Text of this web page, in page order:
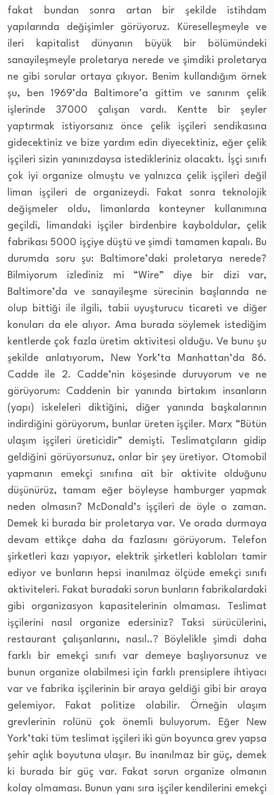
fakat bundan sonra artan bir şekilde istihdam
yapılarında değişimler görüyoruz. Küreselleşmeyle ve
ileri kapitalist dünyanın büyük bir bölümündeki
sanayileşmeyle proletarya nerede ve şimdiki proletarya
ne gibi sorular ortaya çıkıyor. Benim kullandığım örnek
şu, ben 1969’da Baltimore’a gittim ve sanırım çelik
işlerinde 37000 çalışan vardı. Kentte bir şeyler
yaptırmak istiyorsanız önce çelik işçileri sendikasına
gidecektiniz ve bize yardım edin diyecektiniz, eğer çelik
işçileri sizin yanınızdaysa istedikleriniz olacaktı. İşçi sınıfı
çok iyi organize olmuştu ve yalnızca çelik işçileri değil
liman işçileri de organizeydi. Fakat sonra teknolojik
değişmeler oldu, limanlarda konteyner kullanımına
geçildi, limandaki işçiler birdenbire kayboldular, çelik
fabrikası 5000 işçiye düştü ve şimdi tamamen kapalı. Bu
durumda soru şu: Baltimore’daki proletarya nerede?
Bilmiyorum izlediniz mi “Wire” diye bir dizi var,
Baltimore’da ve sanayileşme sürecinin başlarında ne
olup bittiği ile ilgili, tabii uyuşturucu ticareti ve diğer
konuları da ele alıyor. Ama burada söylemek istediğim
kentlerde çok fazla üretim aktivitesi olduğu. Ve bunu şu
şekilde anlatıyorum, New York’ta Manhattan’da 86.
Cadde ile 2. Cadde’nin köşesinde duruyorum ve ne
görüyorum: Caddenin bir yanında birtakım insanların
(yapı) iskeleleri diktiğini, diğer yanında başkalarının
indirdiğini görüyorum, bunlar üreten işçiler. Marx “Bütün
ulaşım işçileri üreticidir” demişti. Teslimatçıların gidip
geldiğini görüyorsunuz, onlar bir şey üretiyor. Otomobil
yapmanın emekçi sınıfına ait bir aktivite olduğunu
düşünürüz, tamam eğer böyleyse hamburger yapmak
neden olmasın? McDonald’s işçileri de öyle o zaman.
Demek ki burada bir proletarya var. Ve orada durmaya
devam ettikçe daha da fazlasını görüyorum. Telefon
şirketleri kazı yapıyor, elektrik şirketleri kabloları tamir
ediyor ve bunların hepsi inanılmaz ölçüde emekçi sınıfı
aktiviteleri. Fakat buradaki sorun bunların fabrikalardaki
gibi organizasyon kapasitelerinin olmaması. Teslimat
işçilerini nasıl organize edersiniz? Taksi sürücülerini,
restaurant çalışanlarını, nasıl..? Böylelikle şimdi daha
farklı bir emekçi sınıfı var demeye başlıyorsunuz ve
bunun organize olabilmesi için farklı prensiplere ihtiyacı
var ve fabrika işçilerinin bir araya geldiği gibi bir araya
gelemiyor. Fakat politize olabilir. Örneğin ulaşım
grevlerinin rolünü çok önemli buluyorum. Eğer New
York’taki tüm teslimat işçileri iki gün boyunca grev yapsa
şehir açlık boyutuna ulaşır. Bu inanılmaz bir güç, demek
ki burada bir güç var. Fakat sorun organize olmanın
kolay olmaması. Bunun yanı sıra işçiler kendilerini emekçi